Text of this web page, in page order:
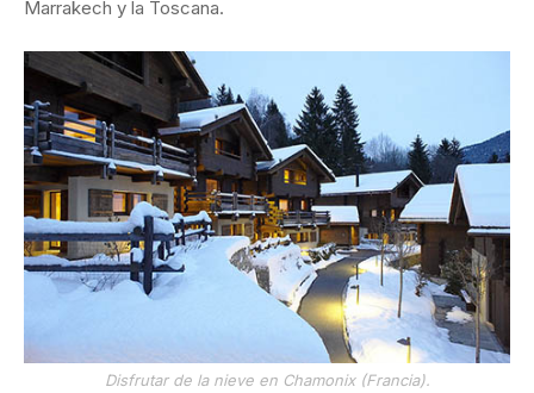
Marrakech y la Toscana.
Disfrutar de la nieve en Chamonix (Francia).